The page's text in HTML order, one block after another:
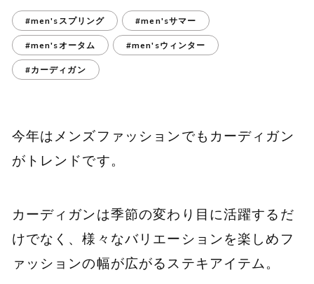
#men'sスプリング #men'sサマー
#men'sオータム #men'sウィンター
#カーディガン
今年はメンズファッションでもカーディガン
がトレンドです。
カーディガンは季節の変わり目に活躍するだ
けでなく、様々なバリエーションを楽しめフ
ァッションの幅が広がるステキアイテム。